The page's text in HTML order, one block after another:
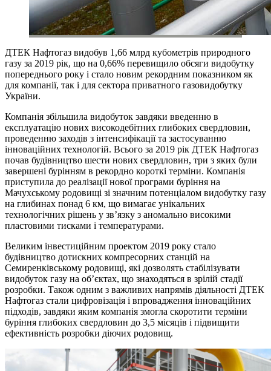
ДТЕК Нафтогаз видобув 1,66 млрд кубометрів природного
газу за 2019 рік, що на 0,66% перевищило обсяги видобутку
попереднього року і стало новим рекордним показником як
для компанії, так і для сектора приватного газовидобутку
України.
Компанія збільшила видобуток завдяки введенню в
експлуатацію нових високодебітних глибоких свердловин,
проведенню заходів з інтенсифікації та застосуванню
інноваційних технологій. Всього за 2019 рік ДТЕК Нафтогаз
почав будівництво шести нових свердловин, три з яких були
завершені бурінням в рекордно короткі терміни. Компанія
приступила до реалізації нової програми буріння на
Мачухському родовищі зі значним потенціалом видобутку газу
на глибинах понад 6 км, що вимагає унікальних
технологічних рішень у зв’язку з аномально високими
пластовими тисками і температурами.
Великим інвестиційним проектом 2019 року стало
будівництво дотискних компресорних станцій на
Семиренківському родовищі, які дозволять стабілізувати
видобуток газу на об’єктах, що знаходяться в зрілій стадії
розробки. Також одним з важливих напрямів діяльності ДТЕК
Нафтогаз стали цифровізація і впровадження інноваційних
підходів, завдяки яким компанія змогла скоротити терміни
буріння глибоких свердловин до 3,5 місяців і підвищити
ефективність розробки діючих родовищ.